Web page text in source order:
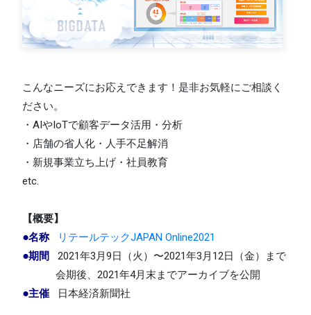
こんなニーズにお応えできます！是非お気軽にご相談く
ださい。
・AIやIoTで顧客データ活用・分析
・店舗の省人化・人手不足解消
・新規事業立ち上げ・社員教育
etc.
【概要】
●名称
リテールテックJAPAN Online2021
●期間
2021年3月9日（火）〜2021年3月12日（金）まで
会期後、2021年4月末までアーカイブを公開
●主催 日本経済新聞社